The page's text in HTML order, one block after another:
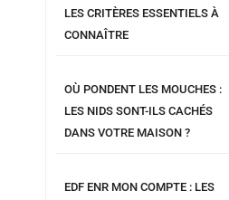
LES CRITÈRES ESSENTIELS À
CONNAÎTRE
OÙ PONDENT LES MOUCHES :
LES NIDS SONT-ILS CACHÉS
DANS VOTRE MAISON ?
EDF ENR MON COMPTE : LES